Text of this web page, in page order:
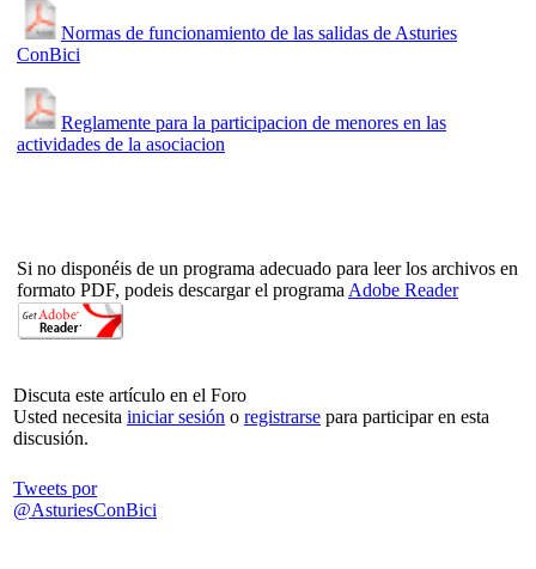
Normas de funcionamiento de las salidas de Asturies
ConBici
Reglamente para la participacion de menores en las
actividades de la asociacion
Si no disponéis de un programa adecuado para leer los archivos en
formato PDF, podeis descargar el programa Adobe Reader
Discuta este artículo en el Foro
Usted necesita iniciar sesión o registrarse para participar en esta
discusión.
Tweets por
@AsturiesConBici